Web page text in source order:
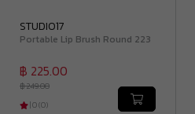
STUDIO17
Portable Lip Brush Round 223
฿ 225.00
฿ 249.00
|0(0)